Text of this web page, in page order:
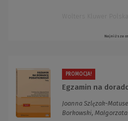
Najniższa
PROMOCJA!
Egzamin na
Joanna Szlęzak-
Borkowski,